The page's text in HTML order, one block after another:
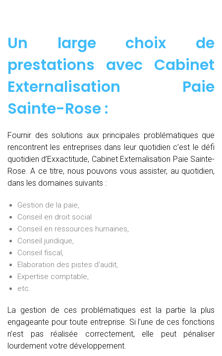
Un large choix de
prestations avec Cabinet
Externalisation Paie
Sainte-Rose :
Fournir des solutions aux principales problématiques que
rencontrent les entreprises dans leur quotidien c’est le défi
quotidien d’Exxactitude, Cabinet Externalisation Paie Sainte-
Rose. A ce titre, nous pouvons vous assister, au quotidien,
dans les domaines suivants :
Gestion de la paie,
Conseil en droit social
Conseil en ressources humaines,
Conseil juridique,
Conseil fiscal,
Elaboration des pistes d’audit,
Expertise comptable,
etc.
La gestion de ces problématiques est la partie la plus
engageante pour toute entreprise. Si l’une de ces fonctions
n’est pas réalisée correctement, elle peut pénaliser
lourdement votre développement.